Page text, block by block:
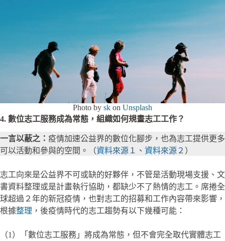
Photo by sk on Unsplash
4. 數位志工服務成為常態，組織如何規畫志工工作？
一言以蔽之： 疫情加速公益界的數位化腳步，也為志工提供更多
可以活動和參與的空間。（資料來源１ 、 資料來源２ ）
志工向來是公益界不可或缺的好夥伴，不管是活動現場支援、文
書資料整理或是計畫執行協助，都缺少不了熱情的志工。席捲全
球超過２年的新冠疫情，也對志工的招募和工作內容帶來影響，
根據整理 ，後疫情時代的志工趨勢有以下幾種可能：
（1）「數位志工服務」將成為常態，但不會完全取代實體志工